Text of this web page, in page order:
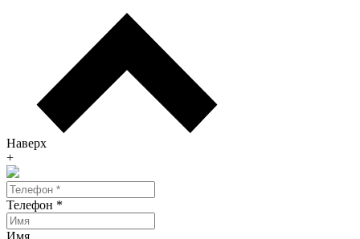
Наверх
+
Телефон *
Имя